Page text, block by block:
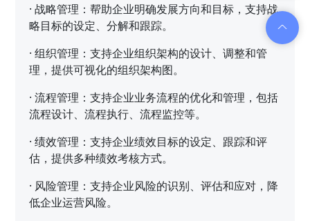
·战略管理：帮助企业明确发展方向和目标，支持战
略目标的设定、分解和跟踪。
·组织管理：支持企业组织架构的设计、调整和管
理，提供可视化的组织架构图。
·流程管理：支持企业业务流程的优化和管理，包括
流程设计、流程执行、流程监控等。
·绩效管理：支持企业绩效目标的设定、跟踪和评
估，提供多种绩效考核方式。
· 风险管理：支持企业风险的识别、评估和应对，降
低企业运营风险。